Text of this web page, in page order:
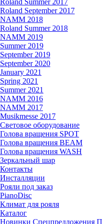
Roland Summer 2017
Roland September 2017
NAMM 2018
Roland Summer 2018
NAMM 2019
Summer 2019
September 2019
September 2020
January 2021
Spring 2021
Summer 2021
NAMM 2016
NAMM 2017
Musikmesse 2017
Световое оборудование
Голова вращения SPOT
Голова вращения BEAM
Голова вращения WASH
Зеркальный шар
Контакты
Инсталляции
Рояли под заказ
PianoDisc
Климат для рояля
Каталог
Новинки Спецпредложения